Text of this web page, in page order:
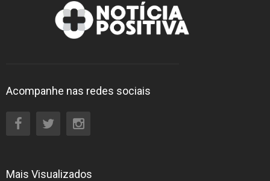
Acompanhe nas redes sociais
Mais Visualizados